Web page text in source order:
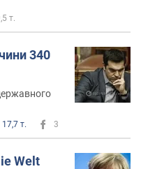
т.
340
17,7 т. 3
Welt